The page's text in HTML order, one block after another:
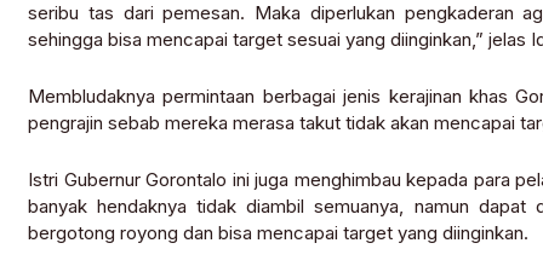
seribu tas dari pemesan. Maka diperlukan pengkaderan
sehingga bisa mencapai target sesuai yang diinginkan,” jelas
Membludaknya permintaan berbagai jenis kerajinan khas
pengrajin sebab mereka merasa takut tidak akan mencapai
Istri Gubernur Gorontalo ini juga menghimbau kepada para
banyak hendaknya tidak diambil semuanya, namun
bergotong royong dan bisa mencapai target yang diinginkan.